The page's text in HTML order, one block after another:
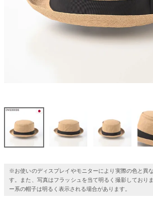
※お使いのディスプレイやモニターにより実際の色と異
す。また、写真はフラッシュを当て明るく撮影しており
ー系の帽子は明るく表示される場合があります。